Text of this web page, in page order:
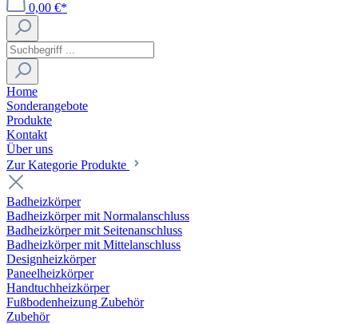
0,00 €*
Home
Sonderangebote
Produkte
Kontakt
Über uns
Zur Kategorie Produkte
Badheizkörper
Badheizkörper mit Normalanschluss
Badheizkörper mit Seitenanschluss
Badheizkörper mit Mittelanschluss
Designheizkörper
Paneelheizkörper
Handtuchheizkörper
Fußbodenheizung Zubehör
Zubehör